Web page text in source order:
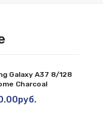
Galaxy A37 8/128
Charcoal